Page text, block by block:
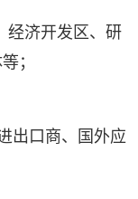
经济开发区、研
；
出口商、国外应